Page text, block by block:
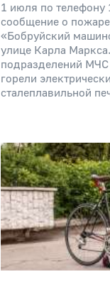
1 июля по телефону
сообщение о
«Бобруйский
улице Карла
подразделений
горели
сталеплавильной